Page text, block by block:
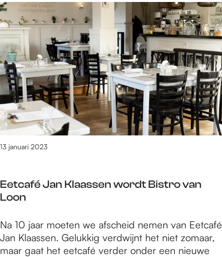
o
t
e
n
d
a
a
l
a
l
s
t
a
p
p
e
r
s
i
d
e
n
d
e
r
O
n
t
m
o
e
t
a
l
a
e
r
s
Eetcafé Jan Klaassen wordt Bistro van
Loon
13 januari 2023
E
e
t
Na 10 jaar moeten we afscheid nemen van Eetcafé
Jan Klaassen. Gelukkig verdwijnt het niet zomaar,
maar gaat het eetcafé verder onder een nieuwe